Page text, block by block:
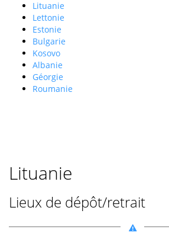
Lituanie
Lettonie
Estonie
Bulgarie
Kosovo
Albanie
Géorgie
Roumanie
Lituanie
Lieux de dépôt/retrait